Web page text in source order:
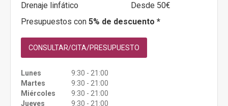
Drenaje linfático
Desde 50€
Presupuestos con 5% de descuento *
CONSULTAR/CITA/PRESUPUESTO
Lunes
9:30 - 21:00
Martes
9:30 - 21:00
Miércoles
9:30 - 21:00
Jueves
9:30 - 21:00